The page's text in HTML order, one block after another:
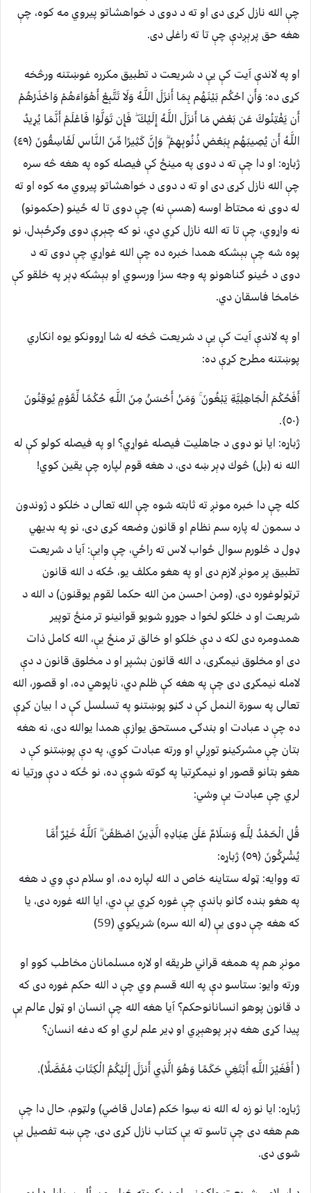
چې الله نازل كړى دى او ته د دوى د خواهشاتو پیروي مه كوه، چې
هغه حق پرېږدې چې تا ته راغلى دى.
او په لاندې آيت کې يې د شريعت د تطبيق مکرره غوښتنه ورڅخه
کړی ده: وَأَنِ احْكُم بَيْنَهُم بِمَا أَنزَلَ اللَّـهُ وَلَا تَتَّبِعْ أَهْوَاءَهُمْ وَاحْذَرْهُمْ
أَن يَفْتِنُوكَ عَن بَعْضِ مَا أَنزَلَ اللَّـهُ إِلَيْكَ ۖ فَإِن تَوَلَّوْا فَاعْلَمْ أَنَّمَا يُرِيدُ
اللَّـهُ أَن يُصِيبَهُم بِبَعْضِ ذُنُوبِهِمْ ۗ وَإِنَّ كَثِيرًا مِّنَ النَّاسِ لَفَاسِقُونَ ﴿٤٩﴾
ژباړه: او دا چې ته د دوى په مینځ كې فیصله كوه په هغه څه سره
چې الله نازل كړى دى او ته د دوى د خواهشاتو پیروي مه كوه او ته
له دوى نه محتاط اوسه (هسې نه) چې دوى تا له ځینو (حكمونو)
نه واړوي، چې تا ته الله نازل كړي دي، نو كه چېرې دوى وګرځېدل، نو
پوه شه چې بېشكه همدا خبره ده چې الله غواړي چې دوى ته د
دوى د ځینو ګناهونو په وجه سزا ورسوي او بېشكه ډېر په خلقو كې
خامخا فاسقان دي.
او په لاندې آيت کې يې د شريعت څخه له شا اړوونکو يوه انکاري
پوښتنه مطرح کړې ده:
أَفَحُكْمَ الْجَاهِلِيَّةِ يَبْغُونَ ۚ وَمَنْ أَحْسَنُ مِنَ اللَّـهِ حُكْمًا لِّقَوْمٍ يُوقِنُونَ
﴿٥٠﴾.
ژباړه: ایا نو دوى د جاهلیت فیصله غواړي؟ او په فیصله كولو كې له
الله نه (بل) څوك ډېر ښه دى، د هغه قوم لپاره چې یقین كوي!
کله چې دا خبره مونږ ته ثابته شوه چې الله تعالی د خلکو د ژوندون
د سمون له پاره سم نظام او قانون وضعه کړی دی، نو په بديهي
ډول د څلورم سوال ځواب لاس ته راځي، چې وايې: آيا د شريعت
تطبيق پر مونږ لازم دی او په هغو مکلف يو، ځکه د الله قانون
ترټولوغوره دی، (ومن احسن من الله حکما لقوم يوقنون) د الله د
شريعت او د خلکو لخوا د جوړو شويو قوانينو تر منځ توپير
همدومره دی لکه د دې خلکو او خالق تر منځ يې، الله کامل ذات
دی او مخلوق نيمګړی، د الله قانون بشپړ او د مخلوق قانون د دې
لامله نيمګړی دی چې په هغه کې ظلم دي، ناپوهي ده، او قصور، الله
تعالی په سورة النمل کې د ګڼو پوښتنو په تسلسل کې د ا بيان کړې
ده چې د عبادت او بندګۍ مستحق يوازې همدا یوالله دی، نه هغه
بتان چې مشرکينو توږلي او ورته عبادت کوي، په دې پوښتنو کې د
هغو بتانو قصور او نيمګړتيا په ګوته شوې ده، نو ځکه د دې وړتيا نه
لري چې عبادت يې وشي:
قُلِ الْحَمْدُ لِلَّـهِ وَسَلَامٌ عَلَىٰ عِبَادِهِ الَّذِينَ اصْطَفَىٰ ۗ آللَّـهُ خَيْرٌ أَمَّا
يُشْرِكُونَ ﴿٥٩﴾ ژباړه:
ته ووایه: ټوله ستاينه خاص د الله لپاره ده، او سلام دې وي د هغه
په هغو بنده ګانو باندې چې غوره كړي يې دي، ایا الله غوره دى، یا
كه هغه چې دوى يې (له الله سره) شریكوي (59)
مونږ هم په همغه قراني طريقه او لاره مسلمانان مخاطب کوو او
ورته وايو: ستاسو دې په الله قسم وي چې د الله حکم غوره دی که
د قانون پوهو انسانانوحکم؟ آيا هغه الله چې انسان او ټول عالم يې
پیدا کړی هغه ډېر پوهېږي او ډير علم لري او که دغه انسان؟
( أَفَغَيْرَ اللَّـهِ أَبْتَغِي حَكَمًا وَهُوَ الَّذِي أَنزَلَ إِلَيْكُمُ الْكِتَابَ مُفَصَّلًا).
ژباړه: ایا نو زه له الله نه سِوا حَكم (عادل قاضي) ولټوم، حال دا چې
هم هغه دى چې تاسو ته يې كتاب نازل كړى دى، چې ښه تفصیل يې
شوى دى.